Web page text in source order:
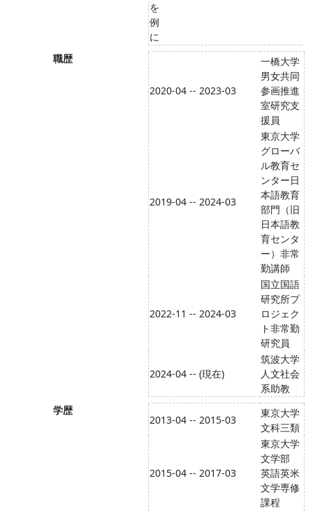
を
例
に
職歴
2020-04 -- 2023-03
一橋大学
男女共同
参画推進
室研究支
援員
2019-04 -- 2024-03
東京大学
グローバ
ル教育セ
ンター日
本語教育
部門（旧
日本語教
育センタ
ー）非常
勤講師
2022-11 -- 2024-03
国立国語
研究所プ
ロジェク
ト非常勤
研究員
2024-04 -- (現在)
筑波大学
人文社会
系助教
学歴
2013-04 -- 2015-03
東京大学
文科三類
2015-04 -- 2017-03
東京大学
文学部
英語英米
文学専修
課程